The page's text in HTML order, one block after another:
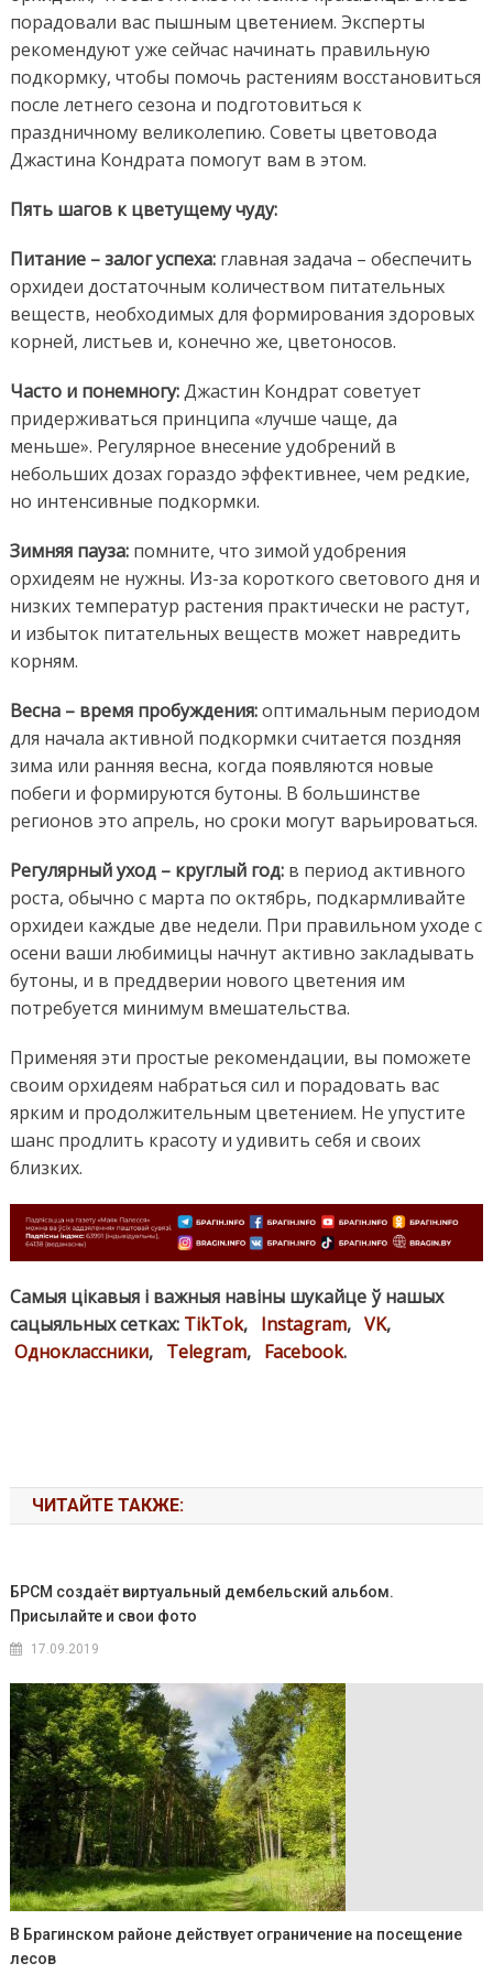
порадовали вас пышным цветением. Эксперты
рекомендуют уже сейчас начинать правильную
подкормку, чтобы помочь растениям восстановиться
после летнего сезона и подготовиться к
праздничному великолепию. Советы цветовода
Джастина Кондрата помогут вам в этом.
Пять шагов к цветущему чуду:
Питание – залог успеха:главная задача – обеспечить
орхидеи достаточным количеством питательных
веществ, необходимых для формирования здоровых
корней, листьев и, конечно же, цветоносов.
Часто и понемногу:Джастин Кондрат советует
придерживаться принципа «лучше чаще, да
меньше». Регулярное внесение удобрений в
небольших дозах гораздо эффективнее, чем редкие,
но интенсивные подкормки.
Зимняя пауза:помните, что зимой удобрения
орхидеям не нужны. Из-за короткого светового дня и
низких температур растения практически не растут,
и избыток питательных веществ может навредить
корням.
Весна – время пробуждения:оптимальным периодом
для начала активной подкормки считается поздняя
зима или ранняя весна, когда появляются новые
побеги и формируются бутоны. В большинстве
регионов это апрель, но сроки могут варьироваться.
Регулярный уход – круглый год:в период активного
роста, обычно с марта по октябрь, подкармливайте
орхидеи каждые две недели. При правильном уходе с
осени ваши любимицы начнут активно закладывать
бутоны, и в преддверии нового цветения им
потребуется минимум вмешательства.
Применяя эти простые рекомендации, вы поможете
своим орхидеям набраться сил и порадовать вас
ярким и продолжительным цветением. Не упустите
шанс продлить красоту и удивить себя и своих
близких.
Самыя цікавыя і важныя навіны шукайце ў нашых
сацыяльных сетках: TikTok, Instagram, VK,
Одноклассники, Telegram, Facebook.
ЧИТАЙТЕ ТАКЖЕ:
БРСМ создаёт виртуальный дембельский альбом.
Присылайте и свои фото
17.09.2019
В Брагинском районе действует ограничение на посещение
лесов